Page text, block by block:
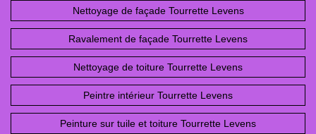
Nettoyage de façade Tourrette Levens
Ravalement de façade Tourrette Levens
Nettoyage de toiture Tourrette Levens
Peintre intérieur Tourrette Levens
Peinture sur tuile et toiture Tourrette Levens